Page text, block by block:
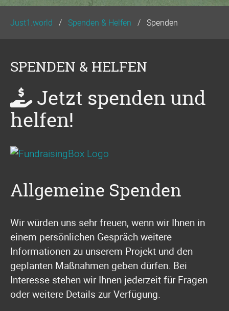
Just1.world Spenden & Helfen Spenden
SPENDEN & HELFEN
Jetzt spenden und
helfen!
Allgemeine Spenden
Wir würden uns sehr freuen, wenn wir Ihnen in
einem persönlichen Gespräch weitere
Informationen zu unserem Projekt und den
geplanten Maßnahmen geben dürfen. Bei
Interesse stehen wir Ihnen jederzeit für Fragen
oder weitere Details zur Verfügung.